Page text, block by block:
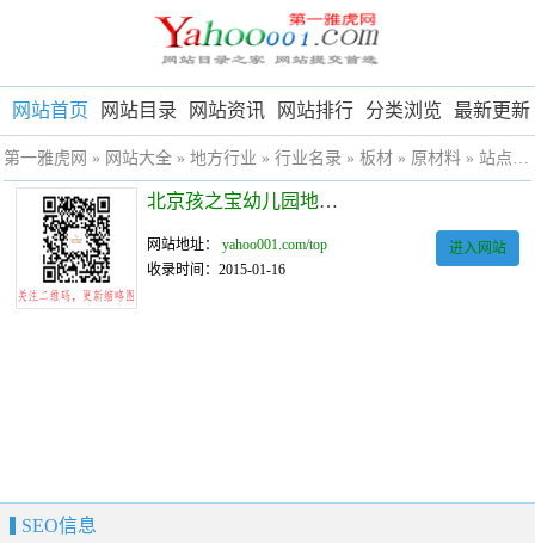
网站首页 网站目录 网站资讯 网站排行 分类浏览 最新更新
第一雅虎网 » 网站大全 » 地方行业 » 行业名录 » 板材 » 原材料 » 站点详细
北京孩之宝幼儿园地板|优尚舞蹈地板|安耐宝运动地胶
网站地址：yahoo001.com/top
收录时间：2015-01-16
进入网站
SEO信息